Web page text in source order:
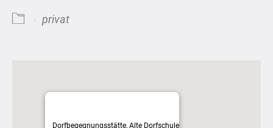
privat
Dorfbegegnungsstätte, Alte Dorfschule